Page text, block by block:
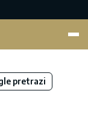
pretrazi